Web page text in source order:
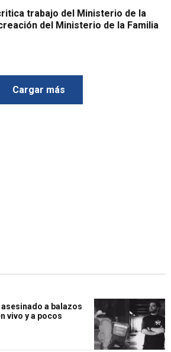
trabajo del Ministerio de la
del Ministerio de la Familia
Cargar más
a balazos
vivo y a pocos